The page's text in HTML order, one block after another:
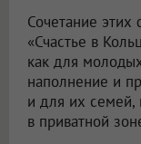
Сочетание
«Счастье в
как для
наполнение и
и для их семей,
в приватной